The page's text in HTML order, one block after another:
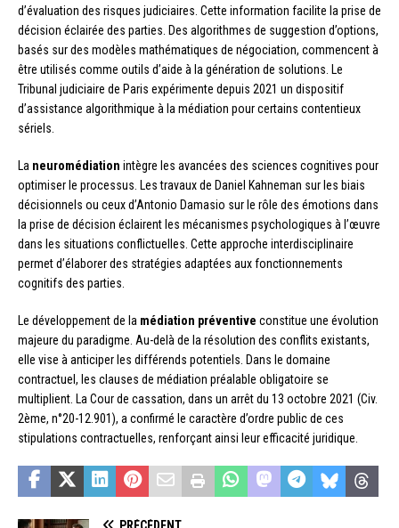
d’évaluation des risques judiciaires. Cette information facilite la prise de
décision éclairée des parties. Des algorithmes de suggestion d’options,
basés sur des modèles mathématiques de négociation, commencent à
être utilisés comme outils d’aide à la génération de solutions. Le
Tribunal judiciaire de Paris expérimente depuis 2021 un dispositif
d’assistance algorithmique à la médiation pour certains contentieux
sériels.
La neuromédiation intègre les avancées des sciences cognitives pour
optimiser le processus. Les travaux de Daniel Kahneman sur les biais
décisionnels ou ceux d’Antonio Damasio sur le rôle des émotions dans
la prise de décision éclairent les mécanismes psychologiques à l’œuvre
dans les situations conflictuelles. Cette approche interdisciplinaire
permet d’élaborer des stratégies adaptées aux fonctionnements
cognitifs des parties.
Le développement de la médiation préventive constitue une évolution
majeure du paradigme. Au-delà de la résolution des conflits existants,
elle vise à anticiper les différends potentiels. Dans le domaine
contractuel, les clauses de médiation préalable obligatoire se
multiplient. La Cour de cassation, dans un arrêt du 13 octobre 2021 (Civ.
2ème, n°20-12.901), a confirmé le caractère d’ordre public de ces
stipulations contractuelles, renforçant ainsi leur efficacité juridique.